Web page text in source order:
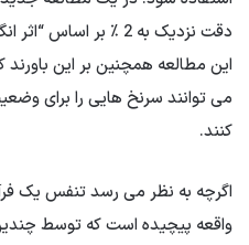
دقت نزدیک به 2 ٪ بر
این مطالعه همچنین بر این
می توانند سرنخ هایی را برای
کنند.
اگرچه به نظر می رسد تنفس یک
واقعه پیچیده است که توسط